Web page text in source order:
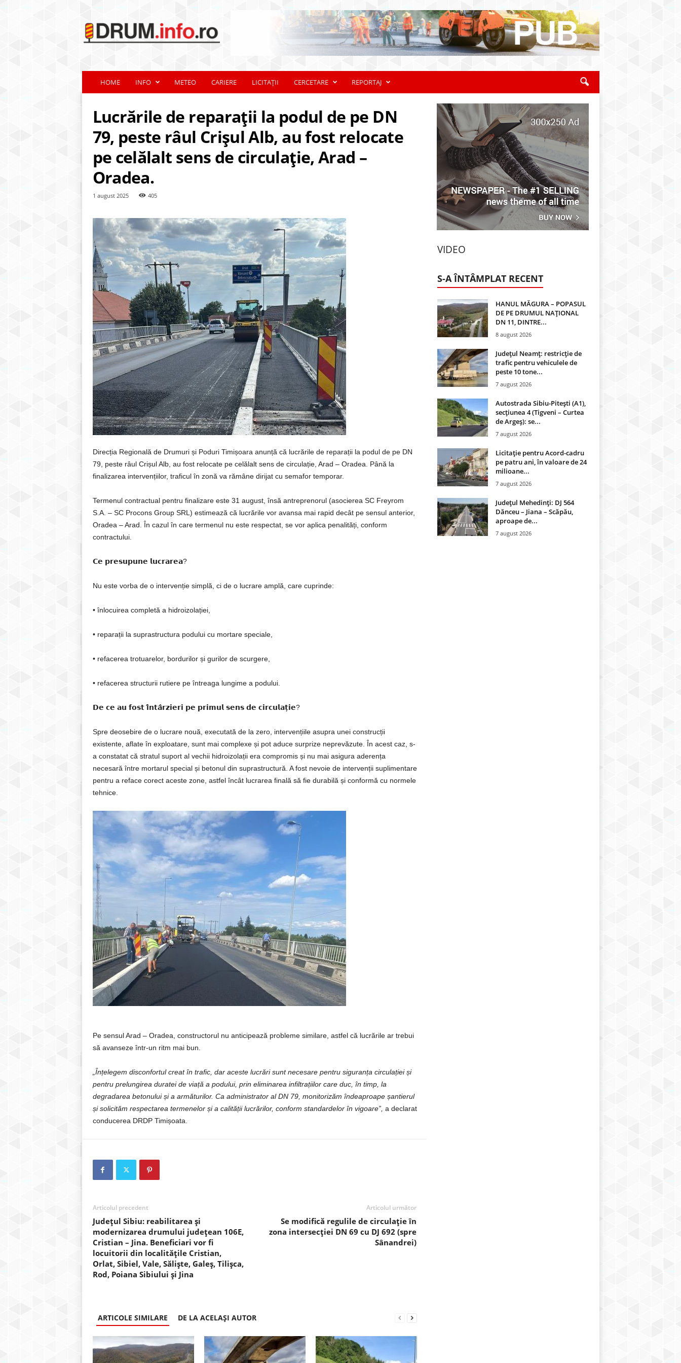
m
n
o
HOME INFO METEO CARIERE LICITAȚII CERCETARE REPORTAJ
Lucrările de reparații la podul de pe DN
79, peste râul Crișul Alb, au fost relocate
pe celălalt sens de circulație, Arad –
Oradea.
1 august 2025 405
Direcția Regională de Drumuri și Poduri Timișoara anunță că lucrările de reparații la podul de pe DN
79, peste râul Crișul Alb, au fost relocate pe celălalt sens de circulație, Arad – Oradea. Până la
finalizarea intervențiilor, traficul în zonă va rămâne dirijat cu semafor temporar.
Termenul contractual pentru finalizare este 31 august, însă antreprenorul (asocierea SC Freyrom
S.A. – SC Procons Group SRL) estimează că lucrările vor avansa mai rapid decât pe sensul anterior,
Oradea – Arad. În cazul în care termenul nu este respectat, se vor aplica penalități, conform
contractului.
𝗖𝗲 𝗽𝗿𝗲𝘀𝘂𝗽𝘂𝗻𝗲 𝗹𝘂𝗰𝗿𝗮𝗿𝗲𝗮?
Nu este vorba de o intervenție simplă, ci de o lucrare amplă, care cuprinde:
• înlocuirea completă a hidroizolației,
• reparații la suprastructura podului cu mortare speciale,
• refacerea trotuarelor, bordurilor și gurilor de scurgere,
• refacerea structurii rutiere pe întreaga lungime a podului.
𝗗𝗲 𝗰𝗲 𝗮𝘂 𝗳𝗼𝘀𝘁 𝗶̂𝗻𝘁𝗮̂𝗿𝘇𝗶𝗲𝗿𝗶 𝗽𝗲 𝗽𝗿𝗶𝗺𝘂𝗹 𝘀𝗲𝗻𝘀 𝗱𝗲 𝗰𝗶𝗿𝗰𝘂𝗹𝗮𝘁̦𝗶𝗲?
Spre deosebire de o lucrare nouă, executată de la zero, intervențiile asupra unei construcții
existente, aflate în exploatare, sunt mai complexe și pot aduce surprize neprevăzute. În acest caz, s-
a constatat că stratul suport al vechii hidroizolații era compromis și nu mai asigura aderența
necesară între mortarul special și betonul din suprastructură. A fost nevoie de intervenții suplimentare
pentru a reface corect aceste zone, astfel încât lucrarea finală să fie durabilă și conformă cu normele
tehnice.
Pe sensul Arad – Oradea, constructorul nu anticipează probleme similare, astfel că lucrările ar trebui
să avanseze într-un ritm mai bun.
„Înțelegem disconfortul creat în trafic, dar aceste lucrări sunt necesare pentru siguranța circulației și
pentru prelungirea duratei de viață a podului, prin eliminarea infiltrațiilor care duc, în timp, la
degradarea betonului și a armăturilor. Ca administrator al DN 79, monitorizăm îndeaproape șantierul
și solicităm respectarea termenelor și a calității lucrărilor, conform standardelor în vigoare”, a declarat
conducerea DRDP Timișoata.
Articolul precedent
Județul Sibiu: reabilitarea și
modernizarea drumului județean 106E,
Cristian – Jina. Beneficiari vor fi
locuitorii din localitățile Cristian,
Orlat, Sibiel, Vale, Săliște, Galeș, Tilișca,
Rod, Poiana Sibiului și Jina
Articolul următor
Se modifică regulile de circulație în
zona intersecției DN 69 cu DJ 692 (spre
Sânandrei)
ARTICOLE SIMILARE DE LA ACELAȘI AUTOR
VIDEO
S-A ÎNTÂMPLAT RECENT
HANUL MĂGURA – POPASUL
DE PE DRUMUL NAȚIONAL
DN 11, DINTRE...
8 august 2026
Județul Neamț: restricție de
trafic pentru vehiculele de
peste 10 tone...
7 august 2026
Autostrada Sibiu-Pitești (A1),
secțiunea 4 (Tigveni – Curtea
de Argeș): se...
7 august 2026
Licitație pentru Acord-cadru
pe patru ani, în valoare de 24
milioane...
7 august 2026
Județul Mehedinți: DJ 564
Dănceu – Jiana – Scăpău,
aproape de...
7 august 2026